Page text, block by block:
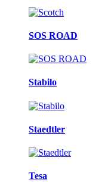
SOS ROAD
Stabilo
Staedtler
Tesa